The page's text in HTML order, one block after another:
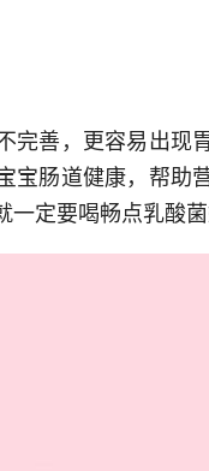
完善，更容易出现
宝肠道健康，帮助
定要喝畅点乳酸菌